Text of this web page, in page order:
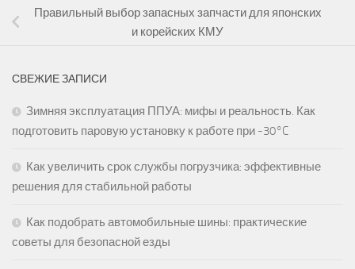
Правильный выбор запасных запчасти для японских
и корейских КМУ
СВЕЖИЕ ЗАПИСИ
Зимняя эксплуатация ППУА: мифы и реальность. Как
подготовить паровую установку к работе при -30°C
Как увеличить срок службы погрузчика: эффективные
решения для стабильной работы
Как подобрать автомобильные шины: практические
советы для безопасной езды